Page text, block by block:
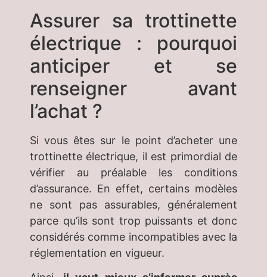
Assurer sa trottinette
électrique : pourquoi
anticiper et se
renseigner avant
l’achat ?
Si vous êtes sur le point d’acheter une
trottinette électrique, il est primordial de
vérifier au préalable les conditions
d’assurance. En effet, certains modèles
ne sont pas assurables, généralement
parce qu’ils sont trop puissants et donc
considérés comme incompatibles avec la
réglementation en vigueur.